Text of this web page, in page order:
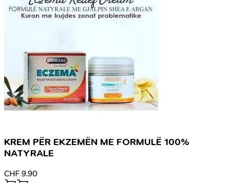
KREM PËR EKZEMËN ME FORMULË 100%
NATYRALE
CHF 9.90